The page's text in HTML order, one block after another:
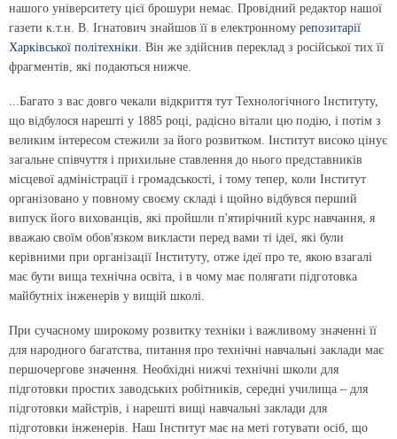
нашого університету цієї брошури немає. Провідний редактор нашої
газети к.т.н. В. Ігнатович знайшов її в електронному репозитарії
Харківської політехніки . Він же здійснив переклад з російської тих її
фрагментів, які подаються нижче.
...Багато з вас довго чекали відкриття тут Технологічного Інституту,
що відбулося нарешті у 1885 році, радісно вітали цю подію, і потім з
великим інтересом стежили за його розвитком. Інститут високо цінує
загальне співчуття і прихильне ставлення до нього представників
місцевої адміністрації і громадськості, і тому тепер, коли Інститут
організовано у повному своєму складі і щойно відбувся перший
випуск його вихованців, які пройшли п'ятирічний курс навчання, я
вважаю своїм обов'язком викласти перед вами ті ідеї, які були
керівними при організації Інституту, отже ідеї про те, якою взагалі
має бути вища технічна освіта, і в чому має полягати підготовка
майбутніх інженерів у вищій школі.
При сучасному широкому розвитку техніки і важливому значенні її
для народного багатства, питання про технічні навчальні заклади має
першочергове значення. Необхідні нижчі технічні школи для
підготовки простих заводських робітників, середні училища – для
підготовки майстрів, і нарешті вищі навчальні заклади для
підготовки інженерів. Наш Інститут має на меті готувати осіб, що